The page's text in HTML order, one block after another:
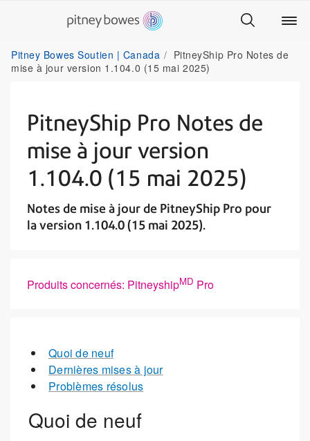
Pitney Bowes Soutien | Canada
PitneyShip Pro Notes de
mise à jour version 1.104.0 (15 mai 2025)
PitneyShip Pro Notes de
mise à jour version
1.104.0 (15 mai 2025)
Notes de mise à jour de PitneyShip Pro pour
la version 1.104.0 (15 mai 2025).
Produits concernés: PitneyshipMD Pro
Quoi de neuf
Dernières mises à jour
Problèmes résolus
Quoi de neuf